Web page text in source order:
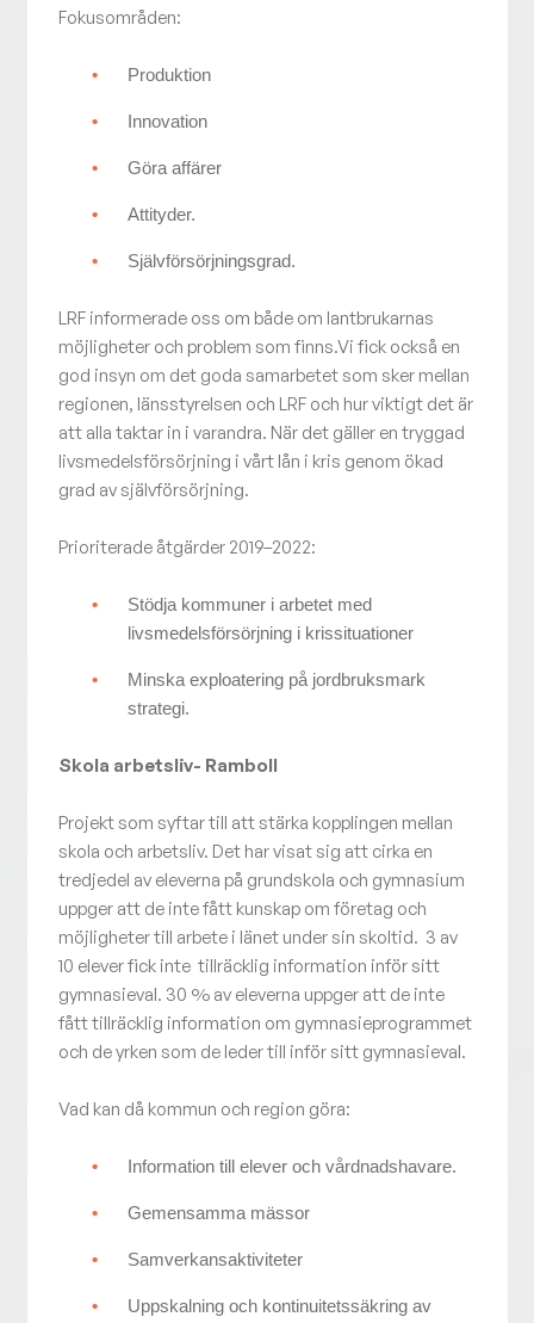
Fokusområden:
Produktion
Innovation
Göra affärer
Attityder.
Självförsörjningsgrad.
LRF informerade oss om både om lantbrukarnas
möjligheter och problem som finns.Vi fick också en
god insyn om det goda samarbetet som sker mellan
regionen, länsstyrelsen och LRF och hur viktigt det är
att alla taktar in i varandra. När det gäller en tryggad
livsmedelsförsörjning i vårt lån i kris genom ökad
grad av självförsörjning.
Prioriterade åtgärder 2019–2022:
Stödja kommuner i arbetet med
livsmedelsförsörjning i krissituationer
Minska exploatering på jordbruksmark
strategi.
Skola arbetsliv- Ramboll
Projekt som syftar till att stärka kopplingen mellan
skola och arbetsliv. Det har visat sig att cirka en
tredjedel av eleverna på grundskola och gymnasium
uppger att de inte fått kunskap om företag och
möjligheter till arbete i länet under sin skoltid. 3 av
10 elever fick inte tillräcklig information inför sitt
gymnasieval. 30 % av eleverna uppger att de inte
fått tillräcklig information om gymnasieprogrammet
och de yrken som de leder till inför sitt gymnasieval.
​Vad kan då kommun och region göra:
Information till elever och vårdnadshavare.
Gemensamma mässor
Samverkansaktiviteter
Uppskalning och kontinuitetssäkring av